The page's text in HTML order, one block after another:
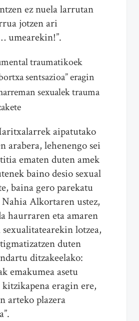
ez nuela larrutan
jotzen ari
umearekin!”.
traumatikoek
sentsazioa” eragin
sexualek trauma
aipatutako
arabera, lehenengo sei
ematen duten amek
baino desio sexual
baina gero parekatu
Alkortaren ustez,
haurraren eta amaren
lotzea,
duten
ditzakeelako:
emakumea asetu
kitzikapena eragin ere,
arteko plazera